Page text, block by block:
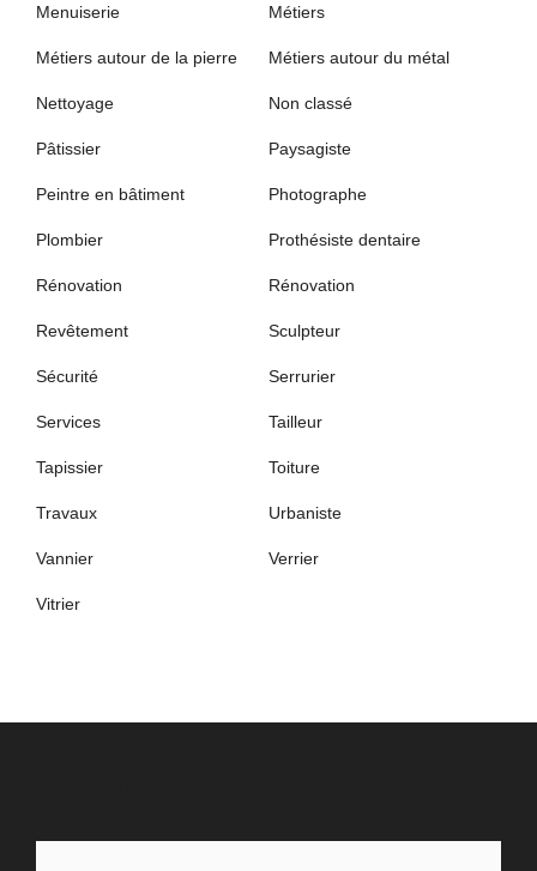
Menuiserie Métiers
Métiers autour de la pierre Métiers autour du métal
Nettoyage Non classé
Pâtissier Paysagiste
Peintre en bâtiment Photographe
Plombier Prothésiste dentaire
Rénovation Rénovation
Revêtement Sculpteur
Sécurité Serrurier
Services Tailleur
Tapissier Toiture
Travaux Urbaniste
Vannier Verrier
Vitrier